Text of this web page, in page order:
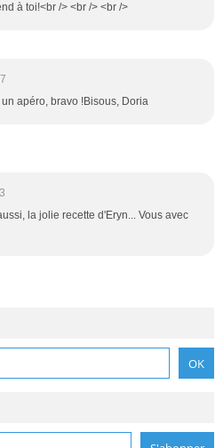
à toi!<br /> <br /> <br />
apéro, bravo !Bisous, Doria
la jolie recette d'Eryn... Vous avec